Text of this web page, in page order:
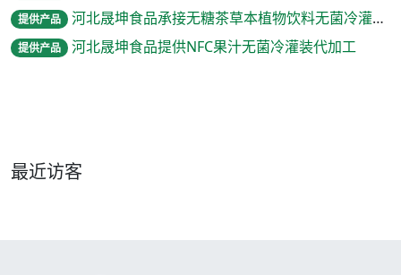
提供产品 河北晟坤食品承接无糖茶草本植物饮料无菌冷灌装代加工
提供产品 河北晟坤食品提供NFC果汁无菌冷灌装代加工
最近访客